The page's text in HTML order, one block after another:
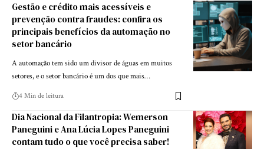
Gestão e crédito mais acessíveis e
prevenção contra fraudes: confira os
principais benefícios da automação no
setor bancário
A automação tem sido um divisor de águas em muitos
setores, e o setor bancário é um dos que mais…
4 Min de leitura
Dia Nacional da Filantropia: Wemerson
Paneguini e Ana Lúcia Lopes Paneguini
contam tudo o que você precisa saber!